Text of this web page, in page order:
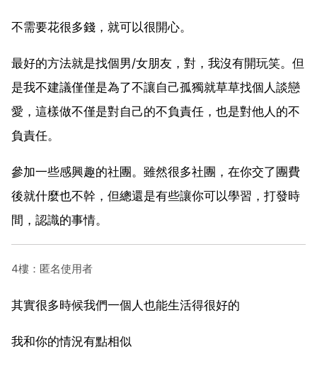
不需要花很多錢，就可以很開心。
最好的方法就是找個男/女朋友，對，我沒有開玩笑。但
是我不建議僅僅是為了不讓自己孤獨就草草找個人談戀
愛，這樣做不僅是對自己的不負責任，也是對他人的不
負責任。
參加一些感興趣的社團。雖然很多社團，在你交了團費
後就什麼也不幹，但總還是有些讓你可以學習，打發時
間，認識的事情。
4樓：匿名使用者
其實很多時候我們一個人也能生活得很好的
我和你的情況有點相似